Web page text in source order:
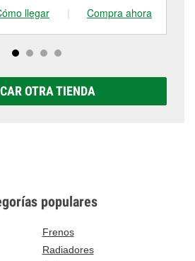
llegar | Compra ahora
OTRA TIENDA
populares
Frenos
Radiadores